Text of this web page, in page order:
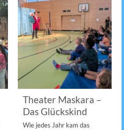
Theater Maskara –
Das Glückskind
Wie jedes Jahr kam das